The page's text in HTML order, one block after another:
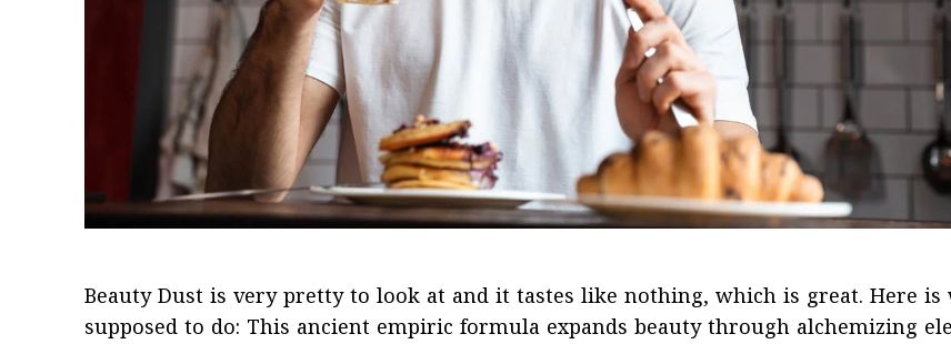
Beauty Dust is very pretty to look at and it tastes like nothing, which is great. Here is
supposed to do: This ancient empiric formula expands beauty through alchemizing